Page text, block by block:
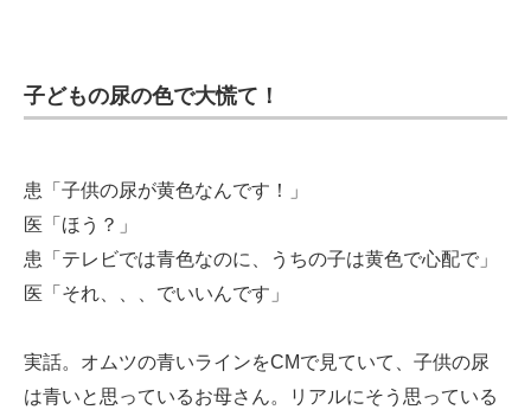
子どもの尿の色で大慌て！
患「子供の尿が黄色なんです！」
医「ほう？」
患「テレビでは青色なのに、うちの子は黄色で心配で」
医「それ、、、でいいんです」
実話。オムツの青いラインをCMで見ていて、子供の尿
は青いと思っているお母さん。リアルにそう思っている